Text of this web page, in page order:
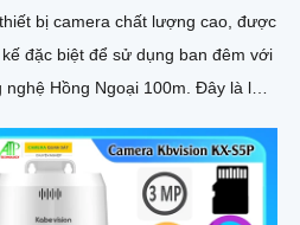
bị camera chất lượng cao, được
đặc biệt để sử dụng ban đêm với
Hồng Ngoại 100m. Đây là lựa